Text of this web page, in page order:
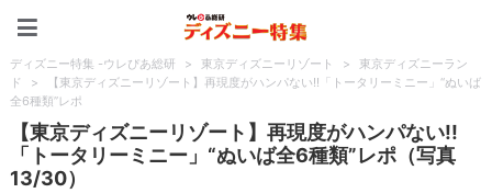
ディズニー特集 -ウレぴあ総研 > 東京ディズニーリゾート >
東京ディズニーラン
ド
>
【東京ディズニーリゾート】再現度がハンパない!!「トータリーミニー」“ぬいば
全6種類”レポ
【東京ディズニーリゾート】再現度がハンパない!!
「トータリーミニー」“ぬいば全6種類”レポ（写真
13/30）